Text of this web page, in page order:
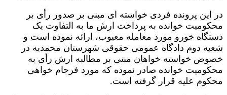
در این پرونده فردی خواسته ای مبنی بر صدور رأی بر
محکومیت خوانده به پرداخت ارش ما به التفاوت یک
دستگاه خورو مورد معامله معیوب، ارائه نموده است و
شعبه دوم دادگاه عمومی حقوقی شهرستان محمدیه در
خصوص خواسته خواهان مبنی بر مطالبه ارش رأی به
محکومیت خوانده صادر نموده که مورد فرجام خواهی
محکوم علیه قرار گرفته است.